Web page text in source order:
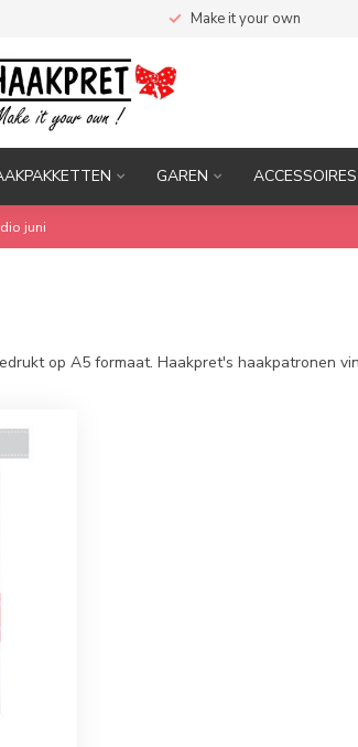
Make it your own
GAREN ACCESSOIRES
juni
op A5 formaat. Haakpret's haakpatronen